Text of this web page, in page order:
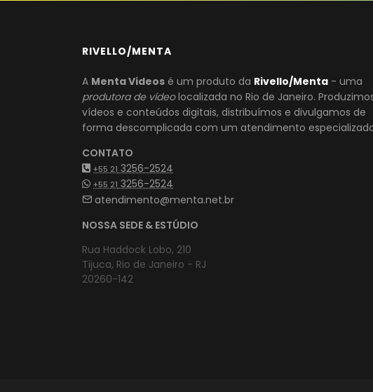
RIVELLO/MENTA
A Menta Videos é um produto da Rivello/Menta - uma
produtora de vídeolocalizada no Rio de Janeiro.
vídeos e conteúdos digitais, distribuímos e divulgamos de
forma descomplicada com um atendimento
CONTATO
+55 21 3256-2524
+55 21 3256-2524
atendimento@menta.net.br
NOSSA SEDE & ESTÚDIO
Rua Haddock Lobo, 210
Tijuca, Rio de Janeiro - RJ
20260-142